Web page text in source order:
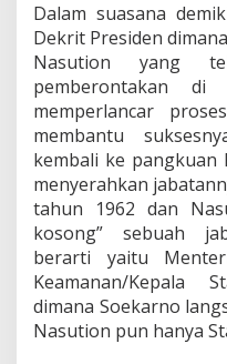
Dalam suasana
Dekrit Presiden
Nasution yang
pemberontakan di
memperlancar
membantu
kembali ke pangkuan
menyerahkan
tahun 1962 dan
kosong” sebuah
berarti yaitu
Keamanan/Kepala
dimana Soekarno
Nasution pun hanya